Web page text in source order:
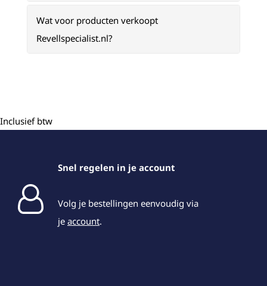
Wat voor producten verkoopt
Revellspecialist.nl?
Inclusief btw
Snel regelen in je account
Volg je bestellingen eenvoudig via
je account.